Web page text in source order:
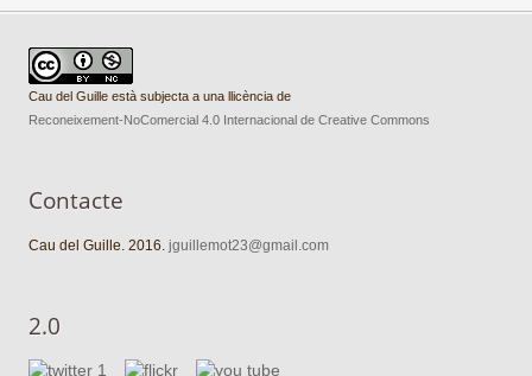
Cau del Guille està subjecta a una llicència de
Reconeixement-NoComercial 4.0 Internacional de Creative Commons
Contacte
Cau del Guille. 2016.jguillemot23@gmail.com
2.0